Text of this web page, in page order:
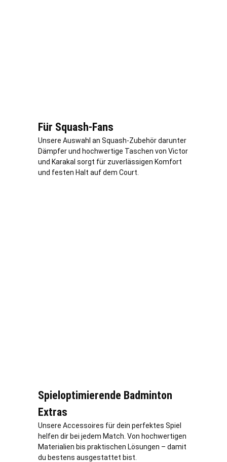
Für Squash-Fans
Unsere Auswahl an Squash-Zubehör darunter
Dämpfer und hochwertige Taschen von Victor
und Karakal sorgt für zuverlässigen Komfort
und festen Halt auf dem Court.
Spieloptimierende Badminton
Extras
Unsere Accessoires für dein perfektes Spiel
helfen dir bei jedem Match. Von hochwertigen
Materialien bis praktischen Lösungen – damit
du bestens ausgestattet bist.